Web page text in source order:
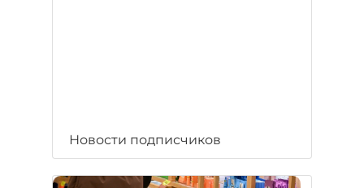
Новости подписчиков